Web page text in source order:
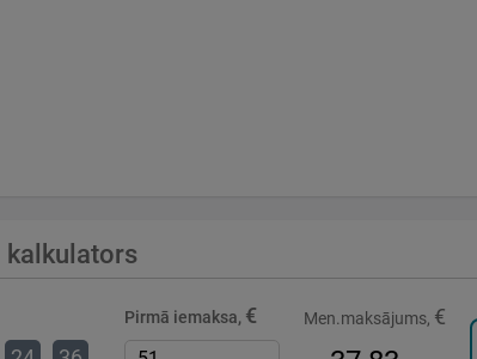
kalkulators
Pirmā iemaksa, € Men.maksājums, €